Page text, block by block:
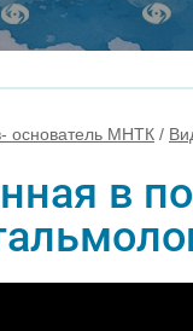
основатель МНТК /
в